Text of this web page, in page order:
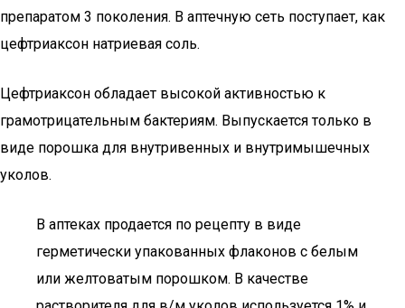
препаратом 3 поколения. В аптечную сеть поступает, как
цефтриаксон натриевая соль.
Цефтриаксон обладает высокой активностью к
грамотрицательным бактериям. Выпускается только в
виде порошка для внутривенных и внутримышечных
уколов.
В аптеках продается по рецепту в виде
герметически упакованных флаконов с белым
или желтоватым порошком. В качестве